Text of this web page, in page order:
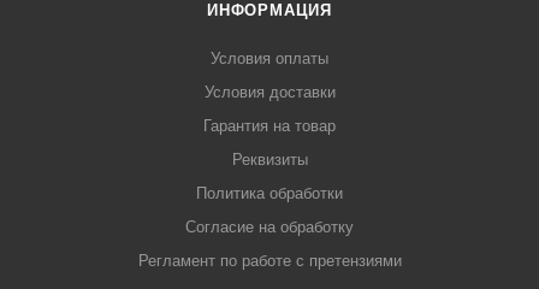
ИНФОРМАЦИЯ
Условия оплаты
Условия доставки
Гарантия на товар
Реквизиты
Политика обработки
Согласие на обработку
Регламент по работе с претензиями